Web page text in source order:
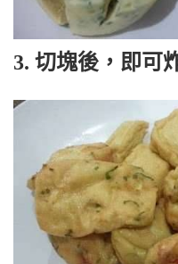
3. 切塊後，即可